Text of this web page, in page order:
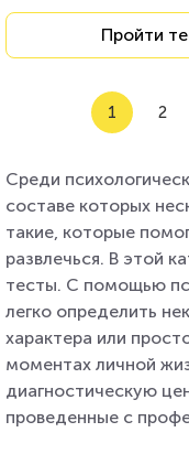
Пройти
1 2
Среди
составе которых
такие, которые
развлечься. В этой
тесты. С помощью
легко определить
характера или
моментах личной
диагностическую
проведенные с